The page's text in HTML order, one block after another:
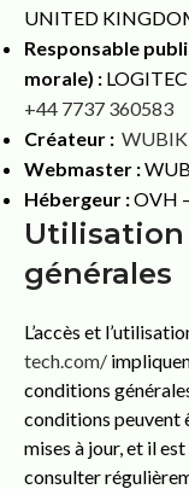
UNITED
Responsable
morale) :
+44 7737 360583
Créateur : WUBIK
Webmaster :
Hébergeur :OVH
générales
L’accès et
tech.com/
conditions
conditions peuvent
mises à jour, et il
consulter